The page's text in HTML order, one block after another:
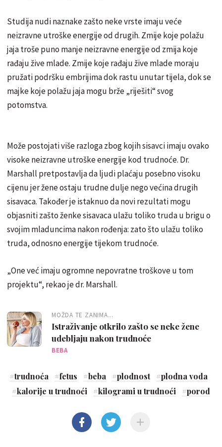
Studija nudi naznake zašto neke vrste imaju veće
neizravne utroške energije od drugih. Zmije koje polažu
jaja troše puno manje neizravne energije od zmija koje
rađaju žive mlade. Zmije koje rađaju žive mlade moraju
pružati podršku embrijima dok rastu unutar tijela, dok se
majke koje polažu jaja mogu brže „riješiti“ svog
potomstva.
Može postojati više razloga zbog kojih sisavci imaju ovako
visoke neizravne utroške energije kod trudnoće. Dr.
Marshall pretpostavlja da ljudi plaćaju posebno visoku
cijenu jer žene ostaju trudne dulje nego većina drugih
sisavaca. Također je istaknuo da novi rezultati mogu
objasniti zašto ženke sisavaca ulažu toliko truda u brigu o
svojim mladuncima nakon rođenja: zato što ulažu toliko
truda, odnosno energije tijekom trudnoće.
„One već imaju ogromne nepovratne troškove u tom
projektu“, rekao je dr. Marshall.
MOŽDA TE ZANIMA...
Istraživanje otkrilo zašto se neke žene
udebljaju nakon trudnoće
BEBA
#trudnoća #fetus #beba #plodnost #plodna voda
#kalorije u trudnoći #kilogrami u trudnoći #porod